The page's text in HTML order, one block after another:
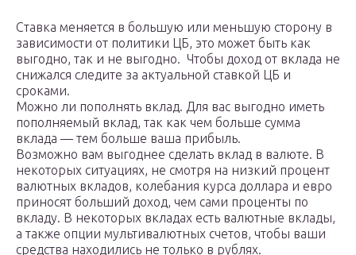
Ставка меняется в большую или меньшую сторону в
зависимости от политики ЦБ, это может быть как
выгодно, так и не выгодно. Чтобы доход от вклада не
снижался следите за актуальной ставкой ЦБ и
сроками.
Можно ли пополнять вклад. Для вас выгодно иметь
пополняемый вклад, так как чем больше сумма
вклада — тем больше ваша прибыль.
Возможно вам выгоднее сделать вклад в валюте. В
некоторых ситуациях, не смотря на низкий процент
валютных вкладов, колебания курса доллара и евро
приносят больший доход, чем сами проценты по
вкладу. В некоторых вкладах есть валютные вклады,
а также опции мультивалютных счетов, чтобы ваши
средства находились не только в рублях.